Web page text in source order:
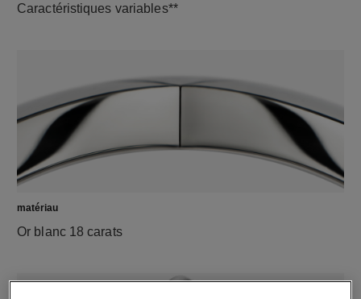
Caractéristiques variables**
matériau
Or blanc 18 carats